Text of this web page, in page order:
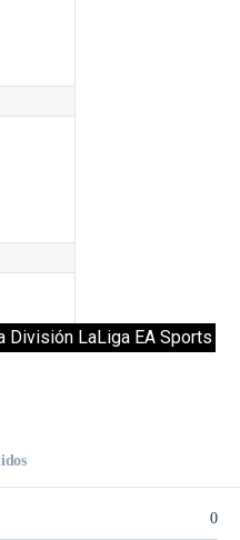
División LaLiga EA Sports